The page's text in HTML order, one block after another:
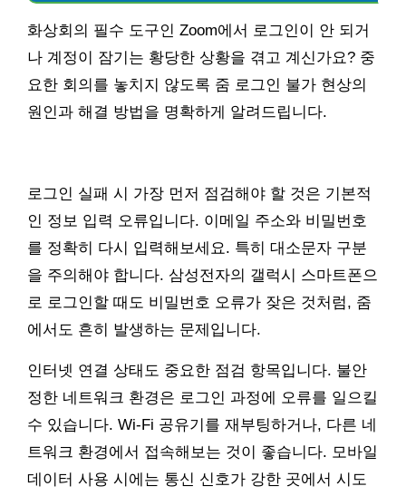
화상회의 필수 도구인 Zoom에서 로그인이 안 되거
나 계정이 잠기는 황당한 상황을 겪고 계신가요? 중
요한 회의를 놓치지 않도록 줌 로그인 불가 현상의
원인과 해결 방법을 명확하게 알려드립니다.
로그인 실패 시 가장 먼저 점검해야 할 것은 기본적
인 정보 입력 오류입니다. 이메일 주소와 비밀번호
를 정확히 다시 입력해보세요. 특히 대소문자 구분
을 주의해야 합니다. 삼성전자의 갤럭시 스마트폰으
로 로그인할 때도 비밀번호 오류가 잦은 것처럼, 줌
에서도 흔히 발생하는 문제입니다.
인터넷 연결 상태도 중요한 점검 항목입니다. 불안
정한 네트워크 환경은 로그인 과정에 오류를 일으킬
수 있습니다. Wi-Fi 공유기를 재부팅하거나, 다른 네
트워크 환경에서 접속해보는 것이 좋습니다. 모바일
데이터 사용 시에는 통신 신호가 강한 곳에서 시도